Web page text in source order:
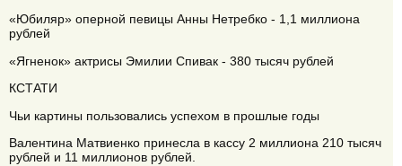
«Юбиляр» оперной певицы Анны Нетребко - 1,1 миллиона
рублей
«Ягненок» актрисы Эмилии Спивак - 380 тысяч рублей
КСТАТИ
Чьи картины пользовались успехом в прошлые годы
Валентина Матвиенко принесла в кассу 2 миллиона 210 тысяч
рублей и 11 миллионов рублей.